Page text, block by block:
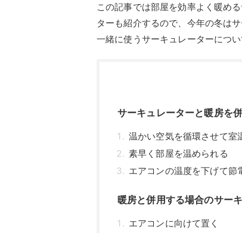
この記事では部屋を効率よく暖め
ターも紹介するので、今年の冬は
一緒に使うサーキュレーターにつ
サーキュレーターと暖房を
温かい空気を循環させて室
素早く部屋を温められる
エアコンの温度を下げて節
暖房と併用する場合のサー
エアコンに向けて置く